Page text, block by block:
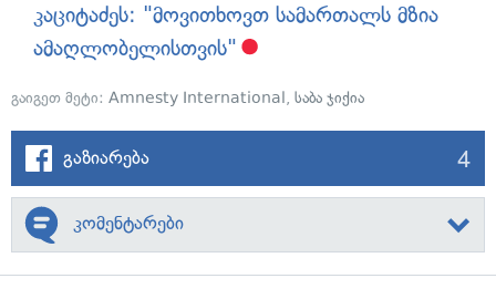
კაციტაძეს: "მოვითხოვთ სამართალს მზია
ამაღლობელისთვის"
გაიგეთ მეტი: Amnesty International, საბა ჯიქია
გაზიარება 4
კომენტარები